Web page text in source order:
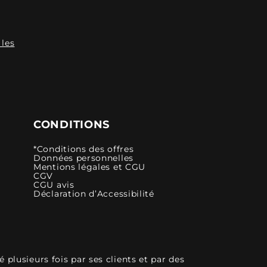
CONDITIONS
*Conditions des offres
Données personnelles
Mentions légales et CGU
CGV
CGU avis
Déclaration d’Accessibilité
plusieurs fois par ses clients et par des